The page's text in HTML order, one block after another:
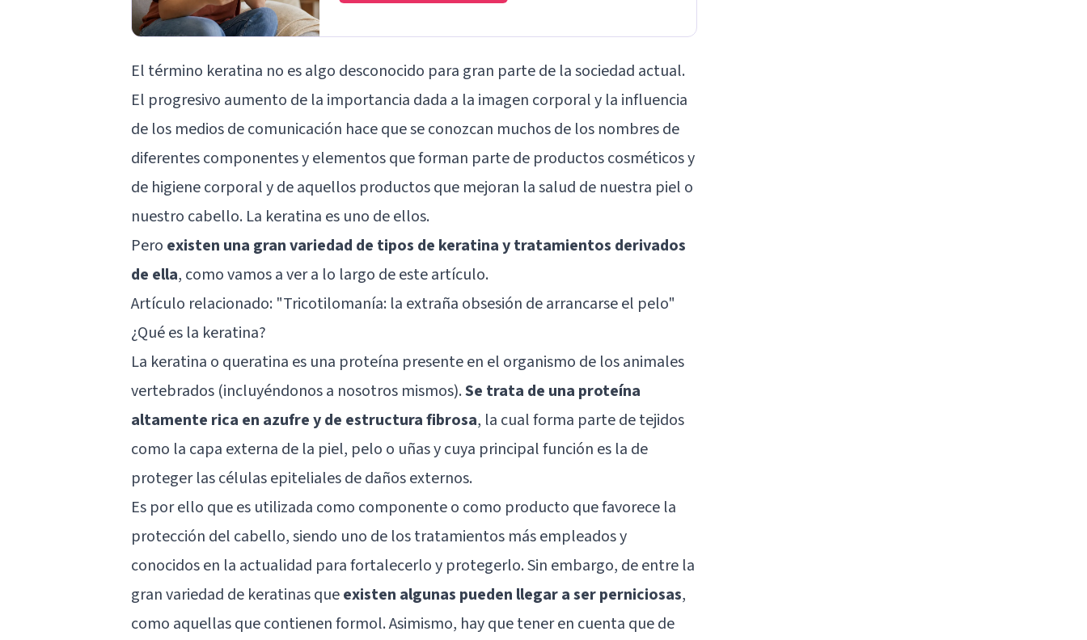
El término keratina no es algo desconocido para gran parte de la sociedad actual.
El progresivo aumento de la importancia dada a la imagen corporal y la influencia
de los medios de comunicación hace que se conozcan muchos de los nombres de
diferentes componentes y elementos que forman parte de productos cosméticos y
de higiene corporal y de aquellos productos que mejoran la salud de nuestra piel o
nuestro cabello. La keratina es uno de ellos.
Pero existen una gran variedad de tipos de keratina y tratamientos derivados
de ella, como vamos a ver a lo largo de este artículo.
Artículo relacionado: "Tricotilomanía: la extraña obsesión de arrancarse el pelo"
¿Qué es la keratina?
La keratina o queratina es una proteína presente en el organismo de los animales
vertebrados (incluyéndonos a nosotros mismos).Se trata de una proteína
altamente rica en azufre y de estructura fibrosa, la cual forma parte de tejidos
como la capa externa de la piel, pelo o uñas y cuya principal función es la de
proteger las células epiteliales de daños externos.
Es por ello que es utilizada como componente o como producto que favorece la
protección del cabello, siendo uno de los tratamientos más empleados y
conocidos en la actualidad para fortalecerlo y protegerlo. Sin embargo, de entre la
gran variedad de keratinas queexisten algunas pueden llegar a ser perniciosas,
como aquellas que contienen formol. Asimismo, hay que tener en cuenta que de